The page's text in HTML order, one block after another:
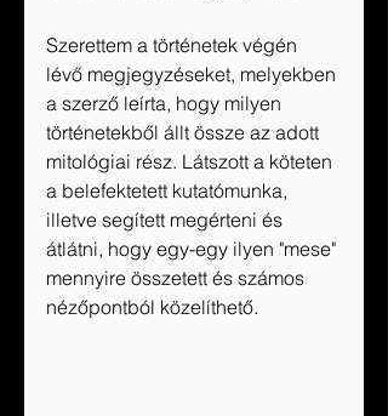
Szerettem a történetek végén
lévő megjegyzéseket, melyekben
a szerző leírta, hogy milyen
történetekből állt össze az adott
mitológiai rész. Látszott a köteten
a belefektetett kutatómunka,
illetve segített megérteni és
átlátni, hogy egy-egy ilyen "mese"
mennyire összetett és számos
nézőpontból közelíthető.